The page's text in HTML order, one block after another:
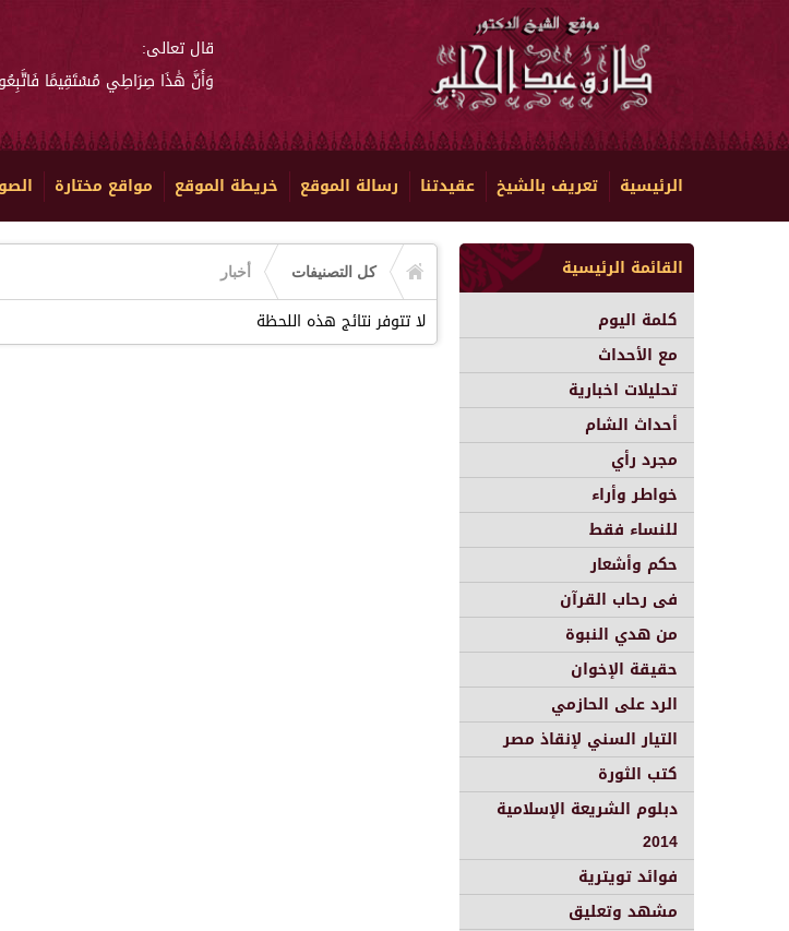
قال تعالى:
وَأَنَّ هَٰذَا صِرَاطِي مُسْتَقِيمًا
الرئيسية تعريف بالشيخ عقيدتنا رسالة الموقع خريطة الموقع مواقع مختارة
القائمة الرئيسية
كلمة اليوم
مع الأحداث
تحليلات اخبارية
أحداث الشام
مجرد رأي
خواطر وأراء
للنساء فقط
حكم وأشعار
فى رحاب القرآن
من هدي النبوة
حقيقة الإخوان
الرد على الحازمي
التيار السني لإنقاذ مصر
كتب الثورة
دبلوم الشريعة الإسلامية
2014
فوائد تويترية
مشهد وتعليق
كل التصنيفات أخبار
لا تتوفر نتائج هذه اللحظة